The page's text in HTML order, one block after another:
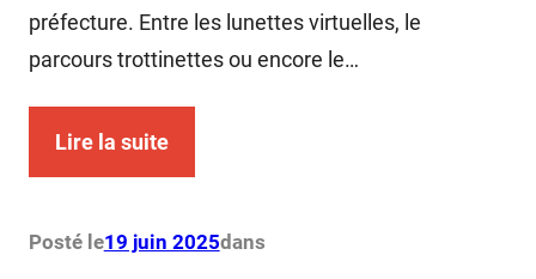
préfecture. Entre les lunettes virtuelles, le
parcours trottinettes ou encore le…
Lire la suite
Posté le19 juin 2025dans